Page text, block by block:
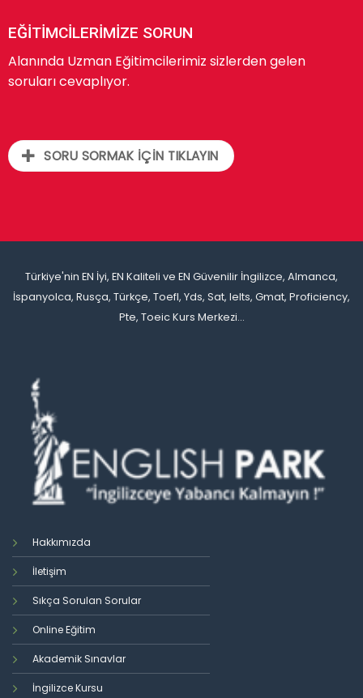
EĞİTİMCİLERİMİZE SORUN
Alanında Uzman Eğitimcilerimiz sizlerden gelen
soruları cevaplıyor.
SORU SORMAK İÇİN TIKLAYIN
Türkiye'nin EN İyi, EN Kaliteli ve EN Güvenilir İngilizce, Almanca,
İspanyolca, Rusça, Türkçe, Toefl, Yds, Sat, Ielts, Gmat, Proficiency,
Pte, Toeic Kurs Merkezi...
Hakkımızda
İletişim
Sıkça Sorulan Sorular
Online Eğitim
Akademik Sınavlar
İngilizce Kursu